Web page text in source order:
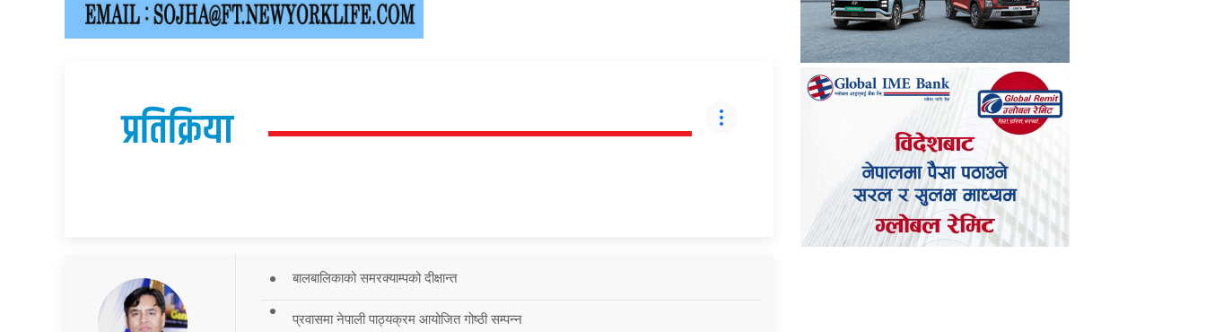
प्रतिक्रिया
बालबालिकाको समरक्याम्पको दीक्षान्त
प्रवासमा नेपाली पाठ्यक्रम आयोजित गोष्ठी सम्पन्न